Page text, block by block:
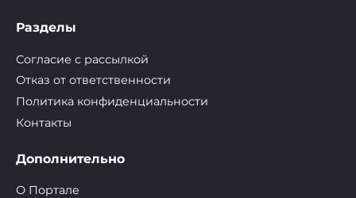
Разделы
Согласие с рассылкой
Отказ от ответственности
Политика конфиденциальности
Контакты
Дополнительно
О Портале